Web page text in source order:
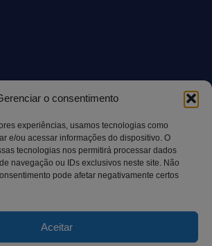
o consentimento
experiências, usamos tecnologias como
e/ou acessar informações do dispositivo. O
tecnologias nos permitirá processar dados
navegação ou IDs exclusivos neste site. Não
pode afetar negativamente certos
Aceitar
da Informação